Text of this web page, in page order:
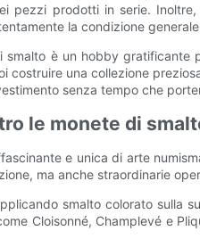
pezzi prodotti in serie.
la condizione
smalto è un hobby
costruire una collezione
senza tempo che
le monete di
e unica di arte
ma anche straordinarie
smalto colorato sulla
Cloisonné, Champlevé e